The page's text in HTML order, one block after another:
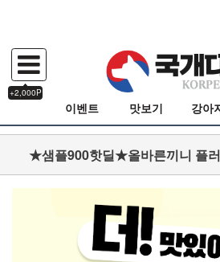
+2,000P
이벤트 맛보기 강아
★샘플900핫딜★올바른끼니 플